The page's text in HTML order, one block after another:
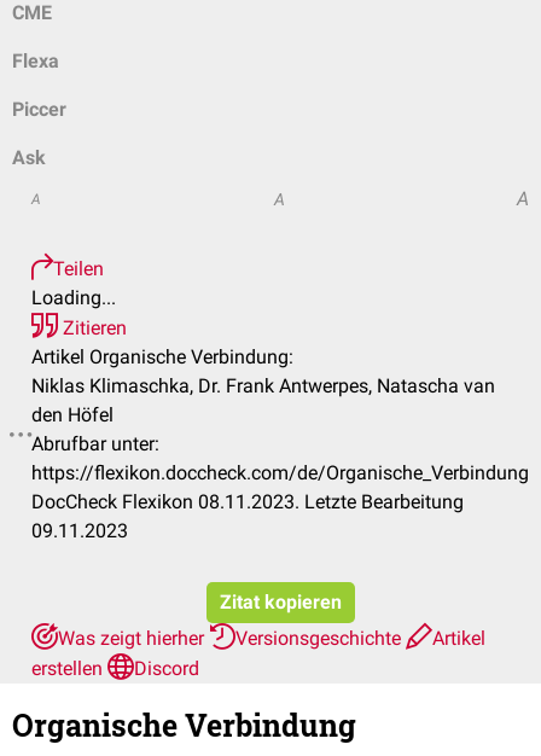
CME
Flexa
Piccer
Ask
A A A
Teilen
Loading...
Zitieren
Artikel Organische Verbindung:
Niklas Klimaschka, Dr. Frank Antwerpes, Natascha van
den Höfel
Abrufbar unter:
https://flexikon.doccheck.com/de/Organische_Verbindung
DocCheck Flexikon 08.11.2023. Letzte Bearbeitung
09.11.2023
Zitat kopieren
Was zeigt hierher
Versionsgeschichte
Artikel
erstellen
Discord
Organische Verbindung